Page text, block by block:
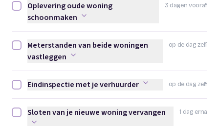
3 dagen vooraf
Oplevering oude woning schoonmaken afvinken
Oplevering oude woning
schoonmaken
op de dag zelf
Meterstanden van beide woningen vastleggen afvinken
Meterstanden van beide woningen
vastleggen
op de dag zelf
Eindinspectie met je verhuurder afvinken
Eindinspectie met je verhuurder
1 dag erna
Sloten van je nieuwe woning vervangen afvinken
Sloten van je nieuwe woning vervangen